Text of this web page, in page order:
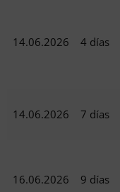
14.06.2026 4 días
14.06.2026 7 días
16.06.2026 9 días